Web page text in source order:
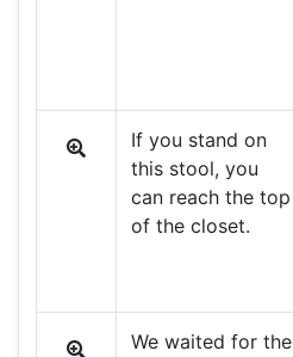
If you stand on
this stool, you
can reach the top
of the closet.
We waited for the